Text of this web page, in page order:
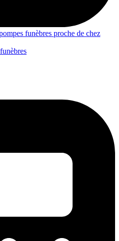
funèbres proche de chez